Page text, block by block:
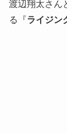
渡辺翔太さん
る『 ライジン